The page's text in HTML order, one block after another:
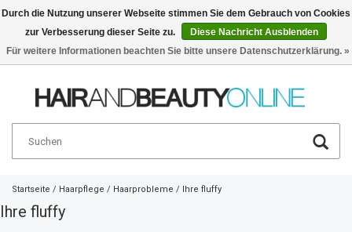
Deutsch €
Startseite / Haarpflege / Haarprobleme / Ihre fluffy
Ihre fluffy
Durch die Nutzung unserer Webseite stimmen Sie dem Gebrauch von Cookies
zur Verbesserung dieser Seite zu.
Diese Nachricht Ausblenden
Für weitere Informationen beachten Sie bitte unsere Datenschutzerklärung. »